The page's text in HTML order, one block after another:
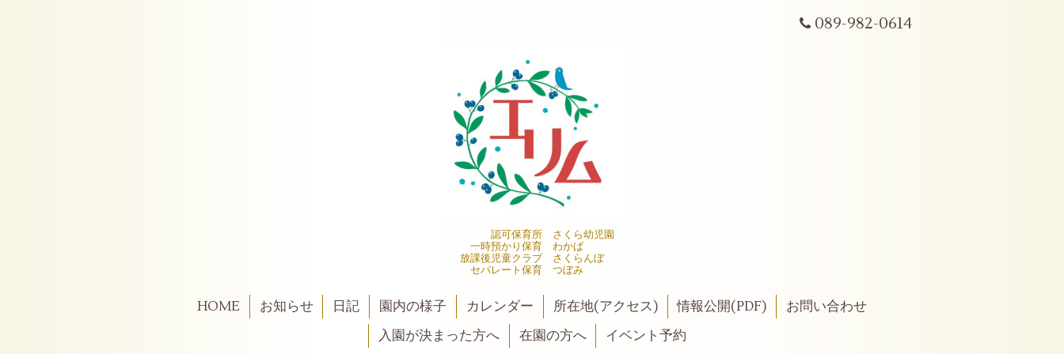
089-982-0614
認可保育所 さくら幼児園
一時預かり保育 わかば
放課後児童クラブ さくらんぼ
セパレート保育 つぼみ
HOME お知らせ 日記 園内の様子 カレンダー 所在地(アクセス) 情報公開(PDF)
お問い合わせ
入園が決まった方へ
在園の方へ イベント予約